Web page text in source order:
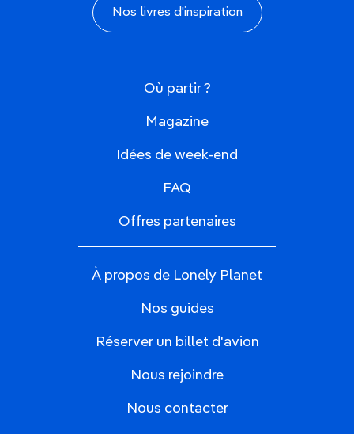
Nos livres d'inspiration
Où partir ?
Magazine
Idées de week-end
FAQ
Offres partenaires
À propos de Lonely Planet
Nos guides
Réserver un billet d'avion
Nous rejoindre
Nous contacter